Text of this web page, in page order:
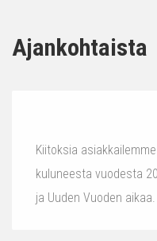
Ajankohtaista
Kiitoksia
kuluneesta vuodesta
ja Uuden Vuoden